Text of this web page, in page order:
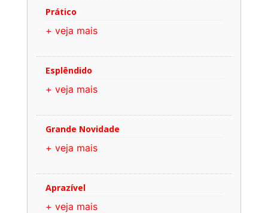
Prático
+ veja mais
Esplêndido
+ veja mais
Grande Novidade
+ veja mais
Aprazível
+ veja mais